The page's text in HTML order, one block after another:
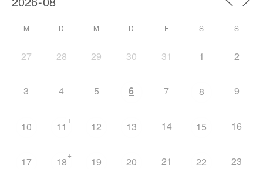
M D M D F S S
27 28 29 30 31 1 2
3 4 5 6 7 8 9
10 11 + 12 13 14 15 16
17 18+ 19 20 21 22 23